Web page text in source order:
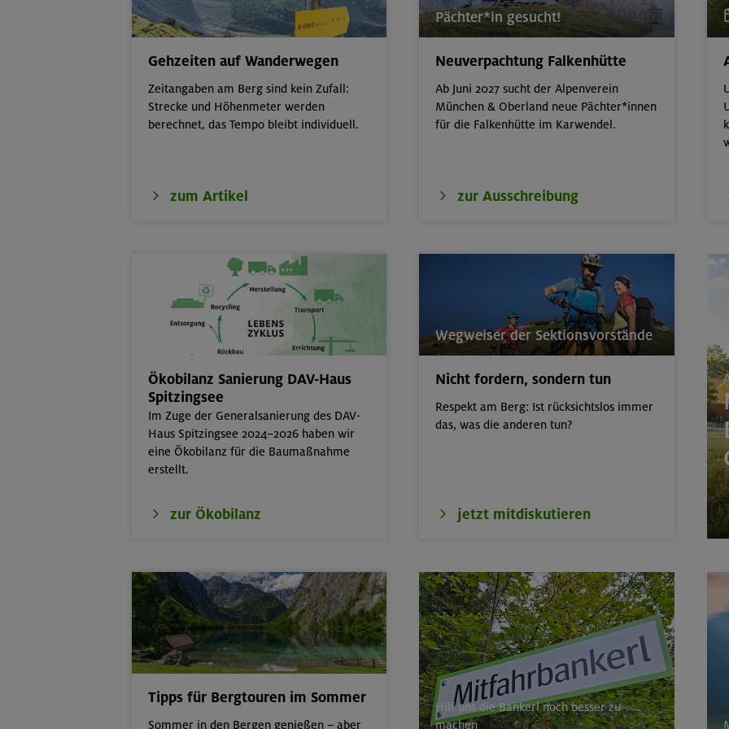
19.08.26 Schnupperkletterkurs indoor München
19.08.26 Fahrtechnik I - Basic - Kompakt
21./22./23.08.26
Kombikurs: Grund- und Aufbaukurs Klettern indoor (3
Termine)
München
Klettertreff indoor München
22.-23.08.26 Berg & Wandern für Einsteiger Kitzbüheler Alpen
22./23.08.26 Bouldern für Einsteiger indoor
22.08.26 Bayerische
22.-24.08.26
Birnhorn 2634 m, Hochzint 2246 m und Dürrkarhorn
Leoganger
22.08.26 MTB-Tour rund um das Demeljoch Karwendel
24.-28.08.26 Kinderkletterkurs für Anfänger im Altmühltal Südlicher
Gehzeiten auf Wanderwegen
Zeitangaben am Berg sind kein Zufall:
Strecke und Höhenmeter werden
berechnet, das Tempo bleibt individuell.
zum Artikel
Pächter*in gesucht!
Neuverpachtung Falkenhütte
Ab Juni 2027 sucht der Alpenverein
München & Oberland neue Pächter*innen
für die Falkenhütte im Karwendel.
zur Ausschreibung
Ökobilanz Sanierung DAV-Haus
Spitzingsee
Im Zuge der Generalsanierung des DAV-
Haus Spitzingsee 2024–2026 haben wir
eine Ökobilanz für die Baumaßnahme
erstellt.
zur Ökobilanz
Wegweiser der Sektionsvorstände
Nicht fordern, sondern tun
Respekt am Berg: Ist rücksichtslos immer
das, was die anderen tun?
jetzt mitdiskutieren
Tipps für Bergtouren im Sommer
Sommer in den Bergen genießen – aber
Hilf uns die Bankerl noch besser zu
machen